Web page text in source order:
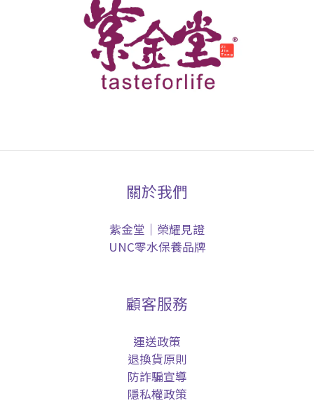
關於我們
紫金堂｜榮耀見證
UNC零水保養品牌
顧客服務
運送政策
退換貨原則
防詐騙宣導
隱私權政策